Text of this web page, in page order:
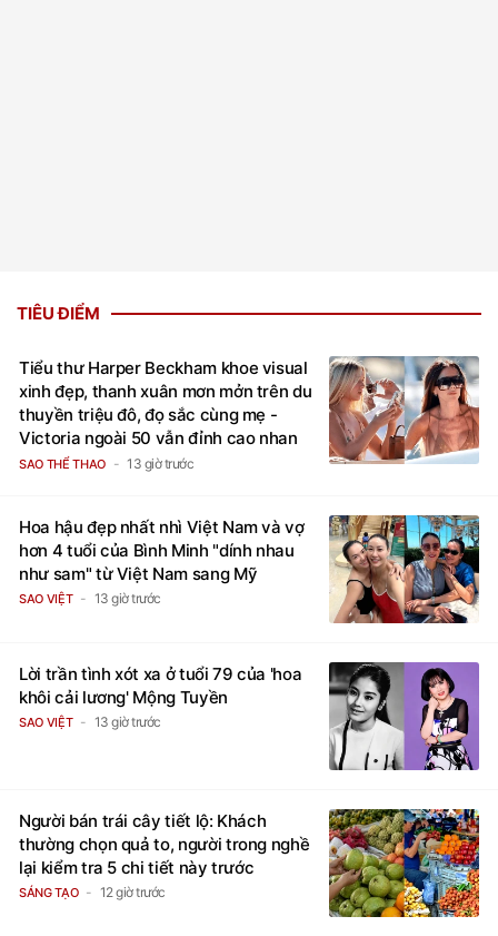
xinh đẹp, thanh xuân mơn mởn trên du
thuyền triệu đô, đọ sắc cùng mẹ -
Victoria ngoài 50 vẫn đỉnh cao nhan
sắc
SAO THỂ THAO 13 giờ trước
hơn 4 tuổi của Bình Minh "dính nhau
như sam" từ Việt Nam sang Mỹ
SAO VIỆT 13 giờ trước
khôi cải lương' Mộng Tuyền
SAO VIỆT 13 giờ trước
thường chọn quả to, người trong nghề
lại kiểm tra 5 chi tiết này trước
SÁNG TẠO 12 giờ trước